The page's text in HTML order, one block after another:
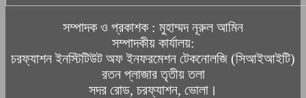
সম্পাদক ও প্রকাশক : মুহাম্মদ নূরুল আমিন
সম্পাদকীয় কার্যালয়:
চরফ্যাশন ইনস্টিটিউট অফ ইনফরমেশন টেকনোলজি (সিআইআইটি)
রতন প্লাজার তৃতীয় তলা
সদর রোড, চরফ্যাশন, ভোলা।